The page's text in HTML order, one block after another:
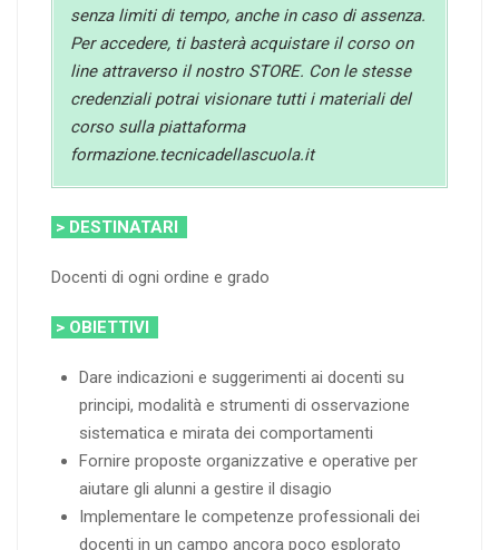
senza limiti di tempo, anche in caso di assenza.
Per accedere, ti basterà acquistare il corso on
line attraverso il nostro STORE. Con le stesse
credenziali potrai visionare tutti i materiali del
corso sulla piattaforma
formazione.tecnicadellascuola.it
> DESTINATARI
Docenti di ogni ordine e grado
> OBIETTIVI
Dare indicazioni e suggerimenti ai docenti su
principi, modalità e strumenti di osservazione
sistematica e mirata dei comportamenti
Fornire proposte organizzative e operative per
aiutare gli alunni a gestire il disagio
Implementare le competenze professionali dei
docenti in un campo ancora poco esplorato